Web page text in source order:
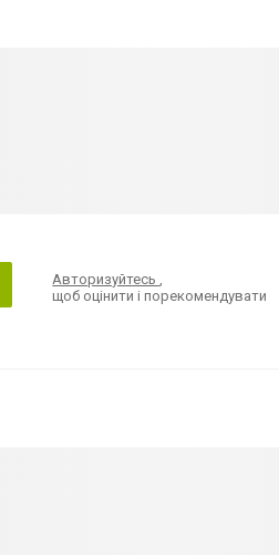
Авторизуйтесь,
щоб оцінити і порекомендувати